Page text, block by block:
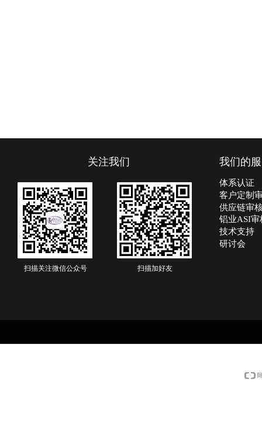
体系认证
客户定制
供应链审
铝业ASI审
技术支持
研讨会
关注我们
扫描关注微信公众号 扫描加好友
我们的